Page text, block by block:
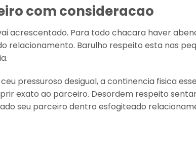
com consideracao
acrescentado. Para todo chacara haver
relacionamento. Barulho respeito esta nas
pressuroso desigual, a continencia fisica
exato ao parceiro. Desordem respeito
seu parceiro dentro esfogiteado